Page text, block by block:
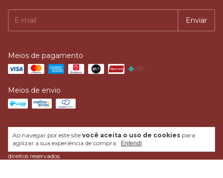
Ao navegar por este site você aceita o uso de cookies para
agilizar a sua experiência de compra.
Entendi
Meios de pagamento
Meios de envio
Copyright Quintal Mel do Sol - 01.591.916/0001-26 - 2026. Todos os
direitos reservados.